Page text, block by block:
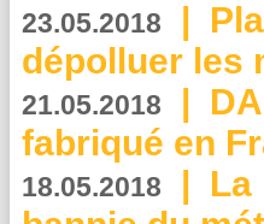
23.05.2018 |
dépolluer les
21.05.2018 |
fabriqué en
18.05.2018 | La